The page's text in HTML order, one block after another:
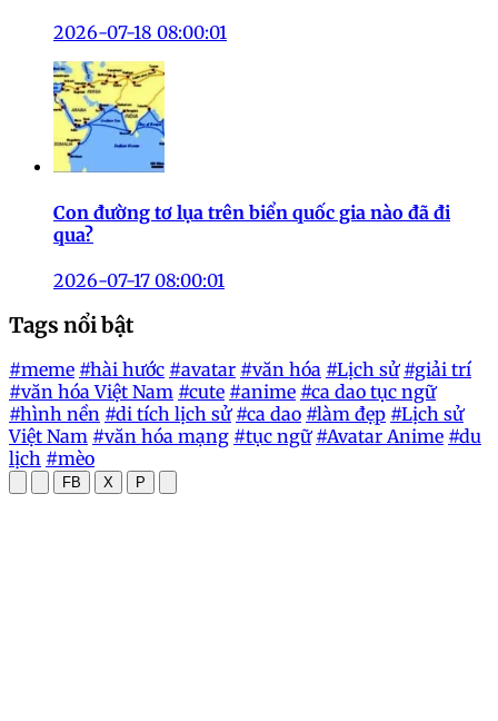
2026-07-18 08:00:01
Con đường tơ lụa trên biển quốc gia nào đã đi
qua?
2026-07-17 08:00:01
Tags nổi bật
#meme #hài hước #avatar #văn hóa #Lịch sử #giải trí
#văn hóa Việt Nam #cute #anime #ca dao tục ngữ
#hình nền #di tích lịch sử #ca dao #làm đẹp #Lịch sử
Việt Nam #văn hóa mạng #tục ngữ #Avatar Anime #du
lịch #mèo
FB X P